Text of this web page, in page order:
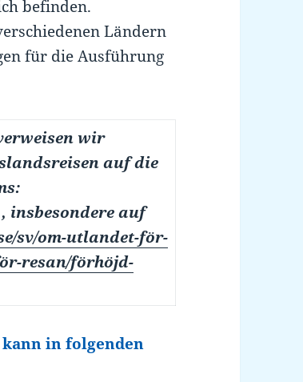
befinden.
Ländern
für die Ausführung
wir
auf die
insbesondere auf
sv/om-utlandet-för-
resan/förhöjd-
in folgenden